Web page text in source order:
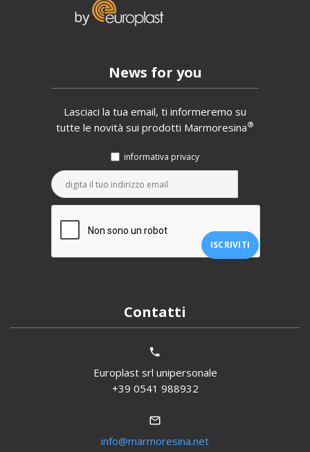
News for you
Lasciaci la tua email, ti informeremo su
tutte le novità sui prodotti Marmoresina®
informativa privacy
Contatti
Europlast srl unipersonale
+39 0541 988932
info@marmoresina.net